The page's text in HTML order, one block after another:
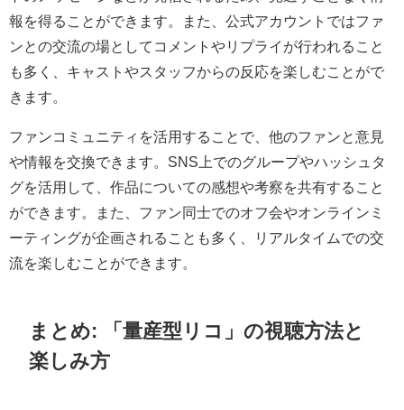
報を得ることができます。また、公式アカウントではファ
ンとの交流の場としてコメントやリプライが行われること
も多く、キャストやスタッフからの反応を楽しむことがで
きます。
ファンコミュニティを活用することで、他のファンと意見
や情報を交換できます。SNS上でのグループやハッシュタ
グを活用して、作品についての感想や考察を共有すること
ができます。また、ファン同士でのオフ会やオンラインミ
ーティングが企画されることも多く、リアルタイムでの交
流を楽しむことができます。
まとめ: 「量産型リコ」の視聴方法と
楽しみ方